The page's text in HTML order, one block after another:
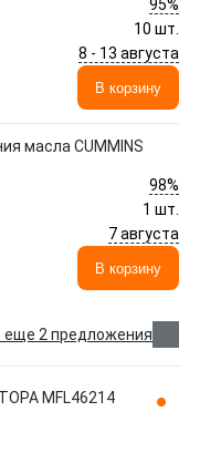
95%
10 шт.
8 - 13 августа
В корзину
масла CUMMINS
98%
1 шт.
7 августа
В корзину
еще 2 предложения
MFL46214